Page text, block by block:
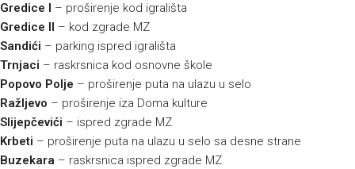
Gredice I
– proširenje kod igrališta
Gredice II
– kod zgrade MZ
Sandići – parking ispred igrališta
Trnjaci – raskrsnica kod osnovne škole
Popovo Polje – proširenje puta na ulazu u selo
Ražljevo – proširenje iza Doma kulture
Slijepčevići – ispred zgrade MZ
Krbeti – proširenje puta na ulazu u selo sa desne strane
Buzekara – raskrsnica ispred zgrade MZ